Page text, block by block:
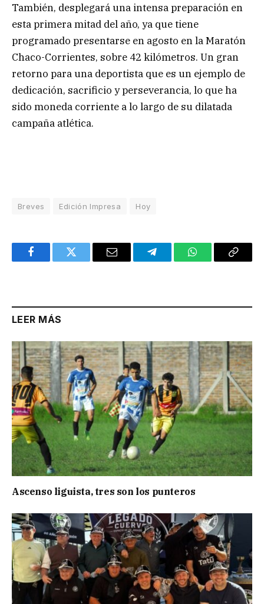
También, desplegará una intensa preparación en
esta primera mitad del año, ya que tiene
programado presentarse en agosto en la Maratón
Chaco-Corrientes, sobre 42 kilómetros. Un gran
retorno para una deportista que es un ejemplo de
dedicación, sacrificio y perseverancia, lo que ha
sido moneda corriente a lo largo de su dilatada
campaña atlética.
Breves Edición Impresa Hoy
FacebookTwitter Email TelegramWhatsAppCopy
LEER MÁS
Ascenso liguista, tres son los punteros